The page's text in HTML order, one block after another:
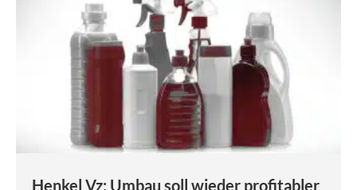
Henkel Vz: Umbau soll wieder profitabler